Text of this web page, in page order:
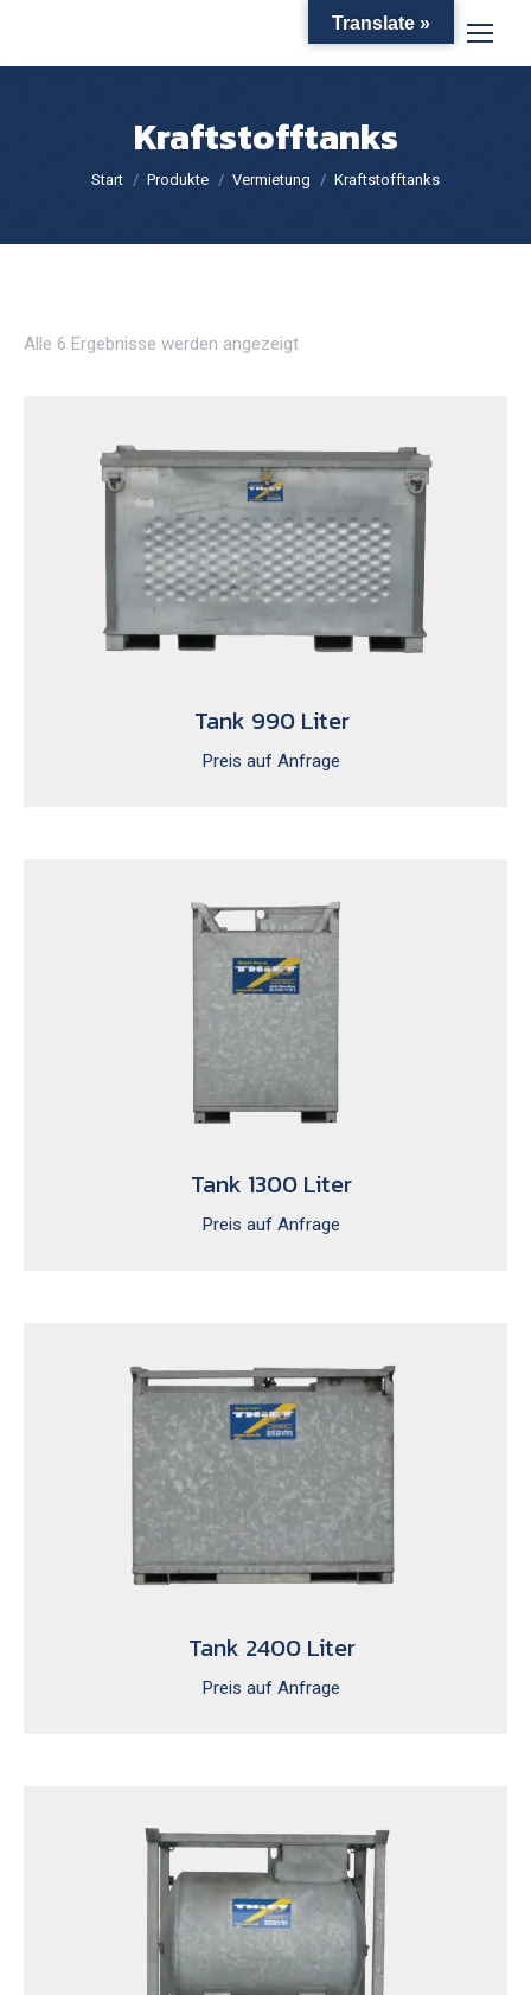
Kraftstofftanks
Sie befinden sich hier:
Start Produkte Vermietung Kraftstofftanks
Alle 6 Ergebnisse werden angezeigt
Tank 990 Liter
Preis auf Anfrage
Tank 1300 Liter
Preis auf Anfrage
Tank 2400 Liter
Preis auf Anfrage
Translate »